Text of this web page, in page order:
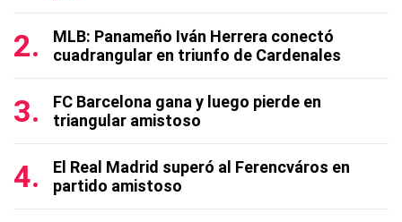
MLB: Panameño Iván Herrera conectó
cuadrangular en triunfo de Cardenales
FC Barcelona gana y luego pierde en
triangular amistoso
El Real Madrid superó al Ferencváros en
partido amistoso